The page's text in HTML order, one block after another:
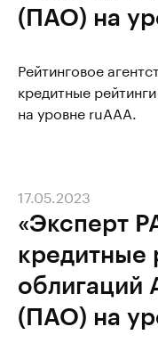
(ПАО) на
Рейтинговое
кредитные
на уровне ruAAA.
«Эксперт
кредитные
(ПАО) на
17.05.2023